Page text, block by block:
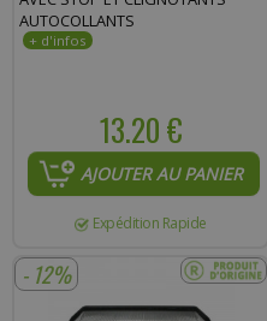
AUTOCOLLANTS
13.20 €
AJOUTER AU PANIER
Expédition Rapide
- 12%